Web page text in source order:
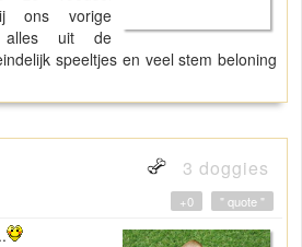
ons vorige
alles uit de
speeltjes en veel stem beloning
3 doggies
" quote "
+0